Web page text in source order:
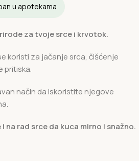
u apotekama
za tvoje srce i krvotok.
koristi za jačanje srca, čišćenje
pritiska.
način da iskoristite njegove
na rad srce da kuca mirno i snažno.